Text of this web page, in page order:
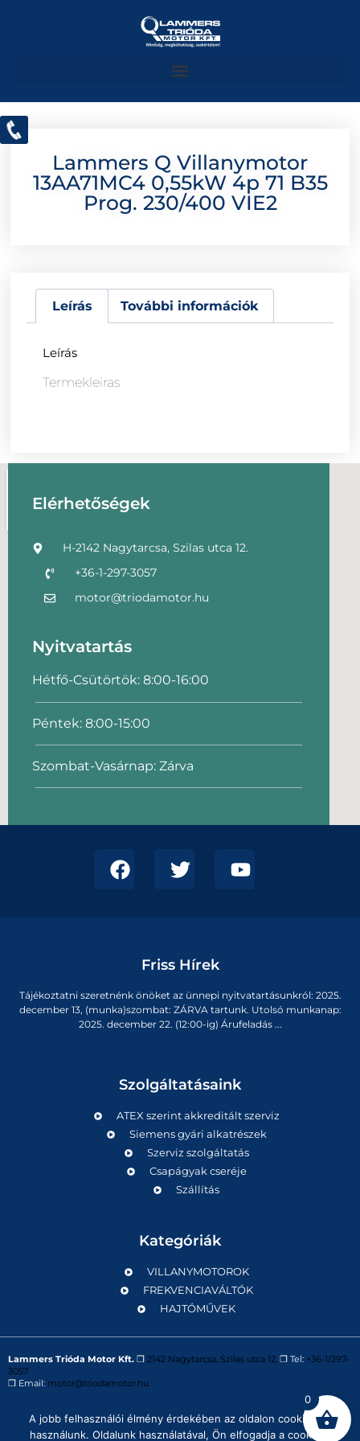
Lammers Q Villanymotor
13AA71MC4 0,55kW 4p 71 B35
Prog. 230/400 VIE2
Leírás További információk
Leírás
Termekleiras
Elérhetőségek
H-2142 Nagytarcsa, Szilas utca 12.
+36-1-297-3057
motor@triodamotor.hu
Nyitvatartás
Hétfő-Csütörtök: 8:00-16:00
Péntek: 8:00-15:00
Szombat-Vasárnap: Zárva
Friss Hírek
Tájékoztatni szeretnénk önöket az ünnepi nyitvatartásunkról: 2025.
december 13, (munka)szombat: ZÁRVA tartunk. Utolsó munkanap:
2025. december 22. (12:00-ig) Árufeladás ...
Szolgáltatásaink
ATEX szerint akkreditált szerviz
Siemens gyári alkatrészek
Szerviz szolgáltatás
Csapágyak cseréje
Szállítás
Kategóriák
VILLANYMOTOROK
FREKVENCIAVÁLTÓK
HAJTÓMŰVEK
Lammers Trióda Motor Kft. ❒ 2142 Nagytarcsa, Szilas utca 12. ❒ Tel: +36-1/297-
3057
❒ Email: motor@triodamotor.hu
Powered byDigit-Now Kft.
0
A jobb felhasználói élmény érdekében az oldalon cookie-kat
használunk. Oldalunk használatával, Ön elfogadja a cookie-k